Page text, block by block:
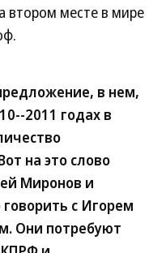
втором месте в мире
в нем,
2011 годах в
на это слово
Миронов и
говорить с Игорем
Они потребуют